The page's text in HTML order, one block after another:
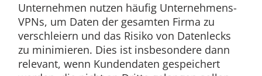
Unternehmen nutzen häufig Unternehmens-
VPNs, um Daten der gesamten Firma zu
verschleiern und das Risiko von Datenlecks
zu minimieren. Dies ist insbesondere dann
relevant, wenn Kundendaten gespeichert